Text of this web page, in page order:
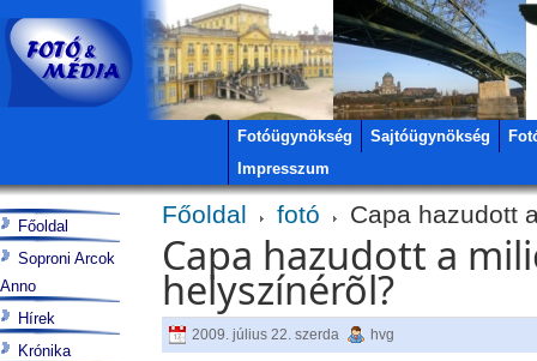
Fotóügynökség Sajtóügynökség
Impresszum
Főoldal fotó Capa hazudott
Capa hazudott a
helyszínérõl?
2009. július 22. szerda hvg
Főoldal
Soproni Arcok
Anno
Hírek
Krónika